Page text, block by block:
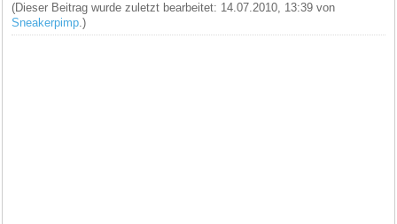
(Dieser Beitrag wurde zuletzt bearbeitet: 14.07.2010, 13:39 von
Sneakerpimp .)